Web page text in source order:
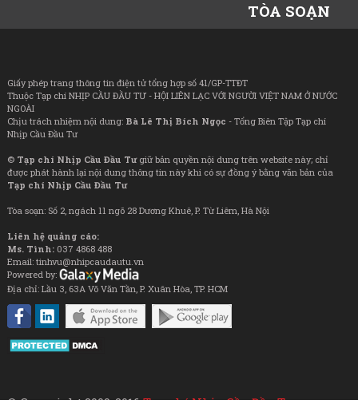
TÒA SOẠN
Giấy phép trang thông tin điện tử tổng hợp số 41/GP-TTĐT
Thuộc Tạp chí NHỊP CẦU ĐẦU TƯ - HỘI LIÊN LẠC VỚI NGƯỜI VIỆT NAM Ở NƯỚC
NGOÀI
Chịu trách nhiệm nội dung: Bà Lê Thị Bích Ngọc - Tổng Biên Tập Tạp chí
Nhịp Cầu Đầu Tư
© Tạp chí Nhịp Cầu Đầu Tưgiữ bản quyền nội dung trên website này; chỉ
được phát hành lại nội dung thông tin này khi có sự đồng ý bằng văn bản của
Tạp chí Nhịp Cầu Đầu Tư
Tòa soạn: Số 2, ngách 11 ngõ 28 Dương Khuê, P. Từ Liêm, Hà Nội
Liên hệ quảng cáo:
Ms. Tình: 037 4868 488
Email: tinhvu@nhipcaudautu.vn
Powered by:
Địa chỉ: Lầu 3, 63A Võ Văn Tần, P. Xuân Hòa, TP. HCM